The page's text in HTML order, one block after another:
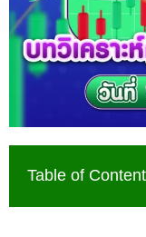
Table of